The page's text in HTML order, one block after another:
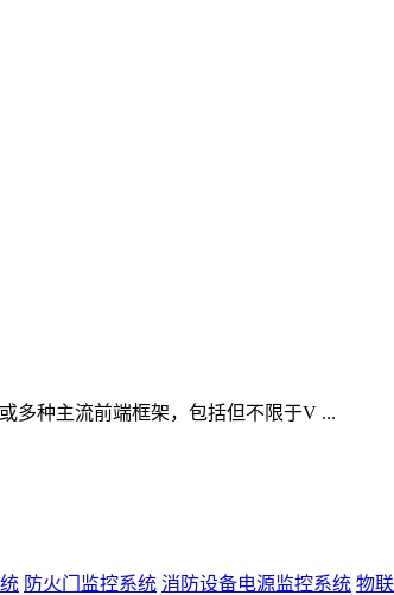
多种主流前端框架，包括但不限于V ...
防火门监控系统 消防设备电源监控系统 物